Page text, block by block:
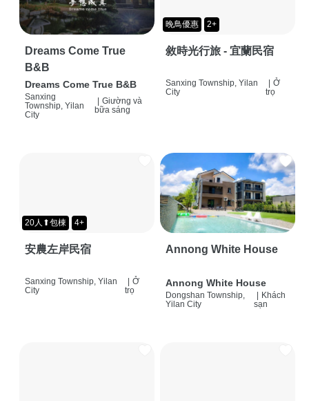
Dreams Come True
B&B
Dreams Come True B&B
Sanxing
Township, Yilan
City
Giường và
bữa sáng
晚鳥優惠 2+
敘時光行旅 - 宜蘭民宿
Sanxing Township, Yilan
City
| Ở
trọ
20人⬆包棟 4+
安農左岸民宿
Sanxing Township, Yilan
City
| Ở
trọ
Annong White House
Annong White House
Dongshan Township,
Yilan City
| Khách
sạn